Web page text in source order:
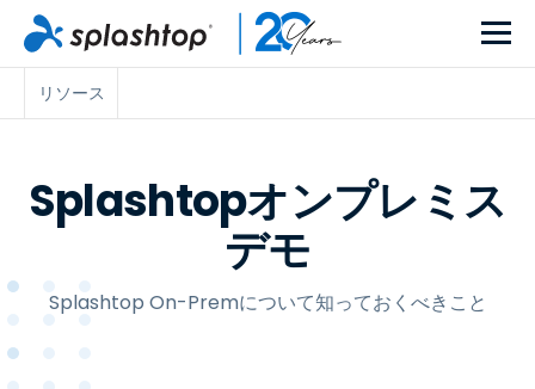
リソース
Splashtopオンプレミス
デモ
Splashtop On-Premについて知っておくべきこと